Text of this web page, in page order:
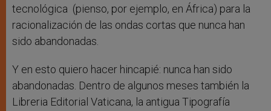
tecnológica (pienso, por ejemplo, en África) para la
racionalización de las ondas cortas que nunca han
sido abandonadas.
Y en esto quiero hacer hincapié: nunca han sido
abandonadas. Dentro de algunos meses también la
Libreria Editorial Vaticana, la antigua Tipografía